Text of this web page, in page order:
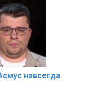
навсегда